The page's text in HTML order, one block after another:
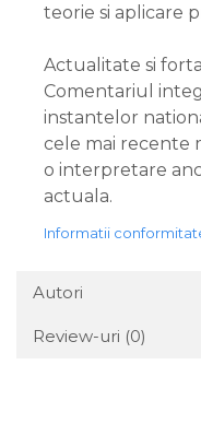
teorie si aplicare
Actualitate si
Comentariul
instantelor
cele mai recente
o interpretare
actuala.
Informatii
Autori
Review-uri (0)